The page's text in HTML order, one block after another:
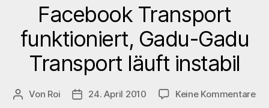
Facebook Transport
funktioniert, Gadu-Gadu
Transport läuft instabil
Beitragsautor
Von Roi Veröffentlichungsdatum
24. April 2010 Keine Kommentarezu